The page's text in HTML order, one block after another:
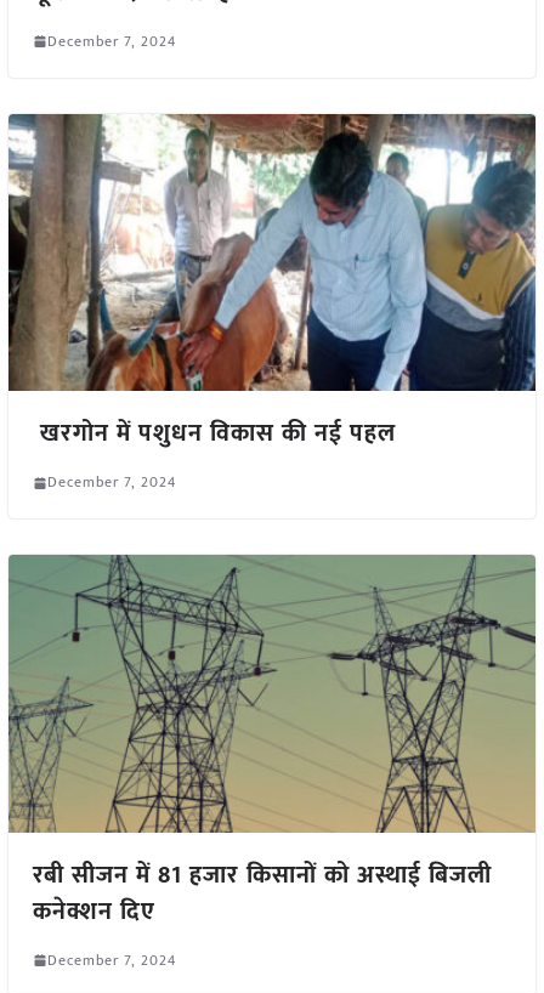
December 7, 2024
खरगोन में पशुधन विकास की नई पहल
December 7, 2024
रबी सीजन में 81 हजार किसानों को अस्थाई बिजली
कनेक्शन दिए
December 7, 2024